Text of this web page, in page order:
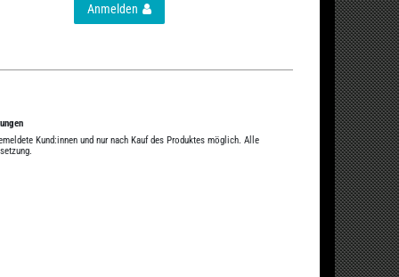
Anmelden
Kund:innen und nur nach Kauf des Produktes möglich. Alle